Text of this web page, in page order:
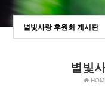
별빛사랑 후원회 게시판
별빛